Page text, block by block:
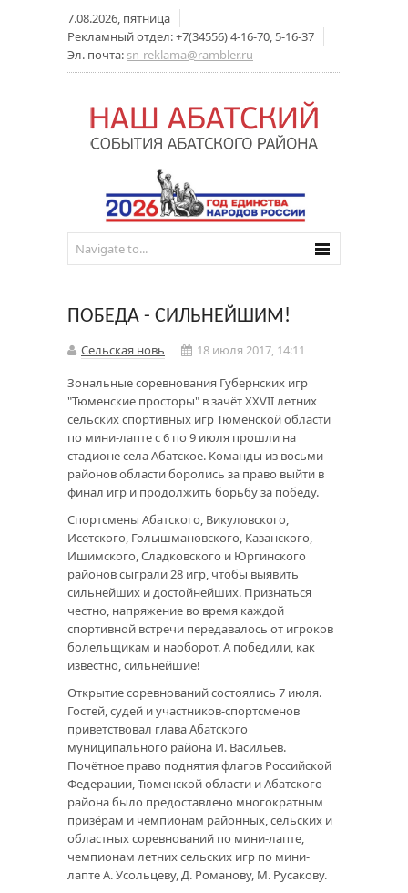
7.08.2026, пятница
Рекламный отдел: +7(34556) 4-16-70, 5-16-37
Эл. почта: sn-reklama@rambler.ru
ПОБЕДА - СИЛЬНЕЙШИМ!
Сельская новь
18 июля 2017, 14:11
Зональные соревнования Губернских игр
"Тюменские просторы" в зачёт XXVII летних
сельских спортивных игр Тюменской области
по мини-лапте с 6 по 9 июля прошли на
стадионе села Абатское. Команды из восьми
районов области боролись за право выйти в
финал игр и продолжить борьбу за победу.
Спортсмены Абатского, Викуловского,
Исетского, Голышмановского, Казанского,
Ишимского, Сладковского и Юргинского
районов сыграли 28 игр, чтобы выявить
сильнейших и достойнейших. Признаться
честно, напряжение во время каждой
спортивной встречи передавалось от игроков
болельщикам и наоборот. А победили, как
известно, сильнейшие!
Открытие соревнований состоялись 7 июля.
Гостей, судей и участников-спортсменов
приветствовал глава Абатского
муниципального района И. Васильев.
Почётное право поднятия флагов Российской
Федерации, Тюменской области и Абатского
района было предоставлено многократным
призёрам и чемпионам районных, сельских и
областных соревнований по мини-лапте,
чемпионам летних сельских игр по мини-
лапте А. Усольцеву, Д. Романову, М. Русакову.